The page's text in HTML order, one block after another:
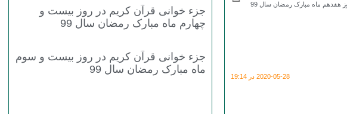
هفدهم ماه مبارک رمضان سال 99
2020-05-28 در 19:14
جزء خوانی قرآن کریم در روز بیست و
چهارم ماه مبارک رمضان سال 99
جزء خوانی قرآن کریم در روز بیست و سوم
ماه مبارک رمضان سال 99